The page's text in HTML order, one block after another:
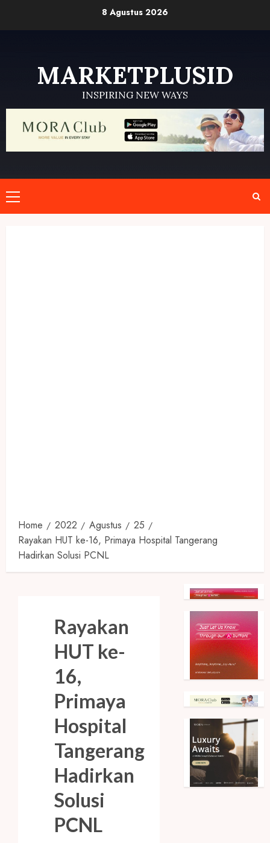
8 Agustus 2026
MARKETPLUSID
INSPIRING NEW WAYS
Primary
Menu
Home 2022 Agustus
25
Rayakan HUT ke-16, Primaya Hospital Tangerang
Hadirkan Solusi PCNL
Rayakan
HUT ke-
16,
Primaya
Hospital
Tangerang
Hadirkan
Solusi
PCNL